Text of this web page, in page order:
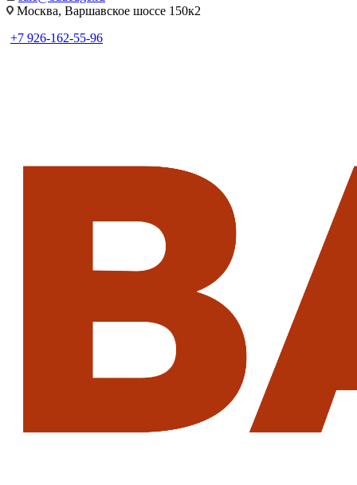
Москва, Варшавское шоссе 150к2
+7 926-162-55-96